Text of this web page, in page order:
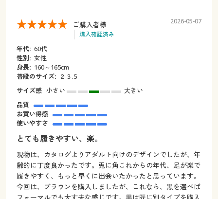
ご購入者様
購入確認済み
2026-05-07
年代: 60代
性別: 女性
身長: 160～165cm
普段のサイズ: ２３.5
サイズ感 小さい
大きい
品質
お買い得感
使いやすさ
とても履きやすい、楽。
現物は、カタログよりアダルト向けのデザインでしたが、年
齢的に丁度良かったです。兎に角これからの年代、足が楽で
履きやすく、もっと早くに出会いたかったと思っています。
今回は、ブラウンを購入しましたが、これなら、黒を選べば